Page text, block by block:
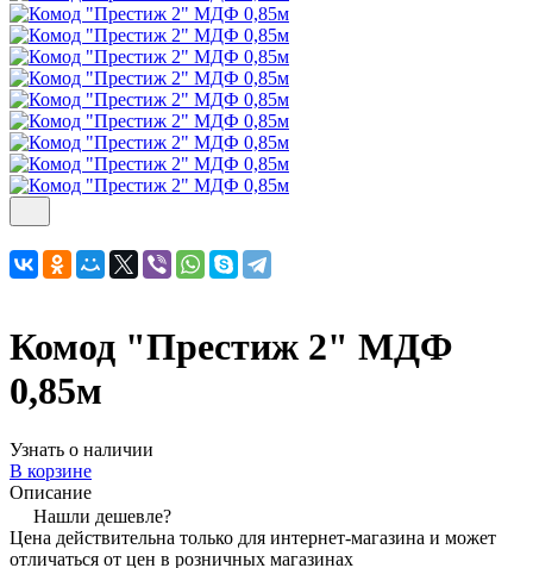
Комод "Престиж 2" МДФ
0,85м
Узнать о наличии
В корзине
Описание
Нашли дешевле?
Цена действительна только для интернет-магазина и может
отличаться от цен в розничных магазинах